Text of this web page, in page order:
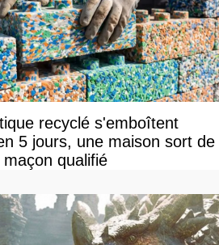
recyclé s'emboîtent
5 jours, une maison sort de
qualifié